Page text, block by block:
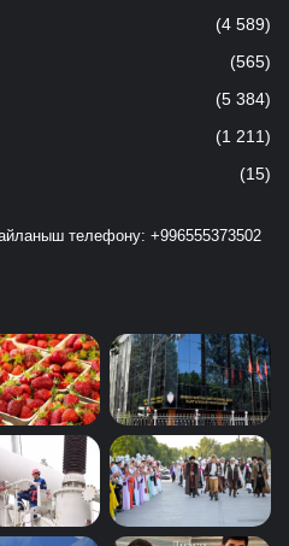
(4 589)
(565)
(5 384)
(1 211)
(15)
телефону: +996555373502